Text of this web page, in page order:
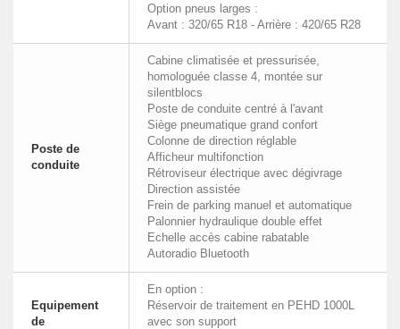
Option pneus larges :
Avant : 320/65 R18 - Arrière : 420/65 R28
Poste de
conduite
Cabine climatisée et pressurisée,
homologuée classe 4, montée sur
silentblocs
Poste de conduite centré à l'avant
Siège pneumatique grand confort
Colonne de direction réglable
Afficheur multifonction
Rétroviseur électrique avec dégivrage
Direction assistée
Frein de parking manuel et automatique
Palonnier hydraulique double effet
Echelle accès cabine rabatable
Autoradio Bluetooth
Equipement
de
En option :
Réservoir de traitement en PEHD 1000L
avec son support